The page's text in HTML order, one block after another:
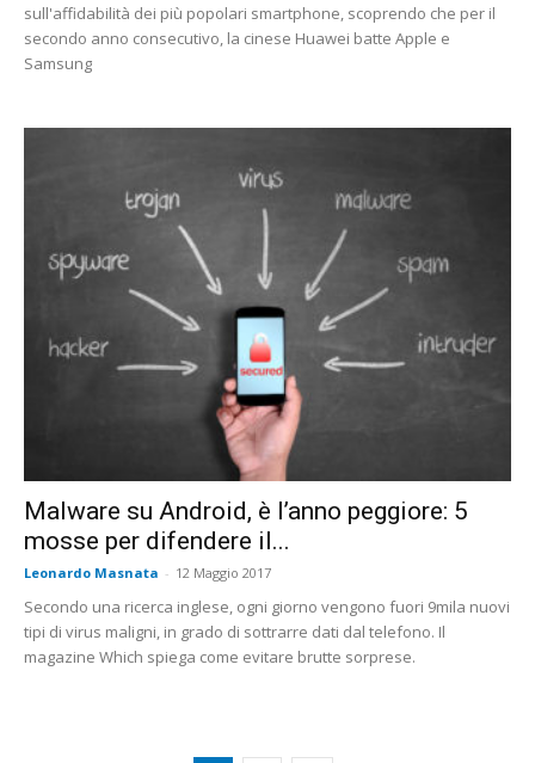
sull'affidabilità dei più popolari smartphone, scoprendo che per il
secondo anno consecutivo, la cinese Huawei batte Apple e
Samsung
Malware su Android, è l’anno peggiore: 5
mosse per difendere il...
Leonardo Masnata - 12 Maggio 2017
Secondo una ricerca inglese, ogni giorno vengono fuori 9mila nuovi
tipi di virus maligni, in grado di sottrarre dati dal telefono. Il
magazine Which spiega come evitare brutte sorprese.